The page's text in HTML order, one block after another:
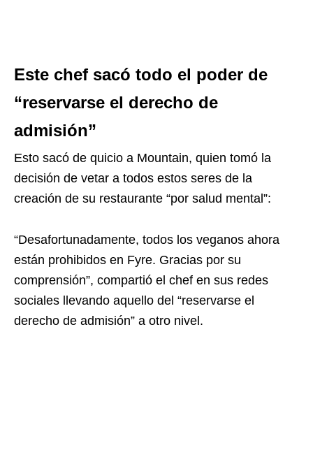
Este chef sacó todo el poder de
“reservarse el derecho de
admisión”
Esto sacó de quicio a Mountain, quien tomó la
decisión de vetar a todos estos seres de la
creación de su restaurante “por salud mental”:
“Desafortunadamente, todos los veganos ahora
están prohibidos en Fyre. Gracias por su
comprensión”, compartió el chef en sus redes
sociales llevando aquello del “reservarse el
derecho de admisión” a otro nivel.